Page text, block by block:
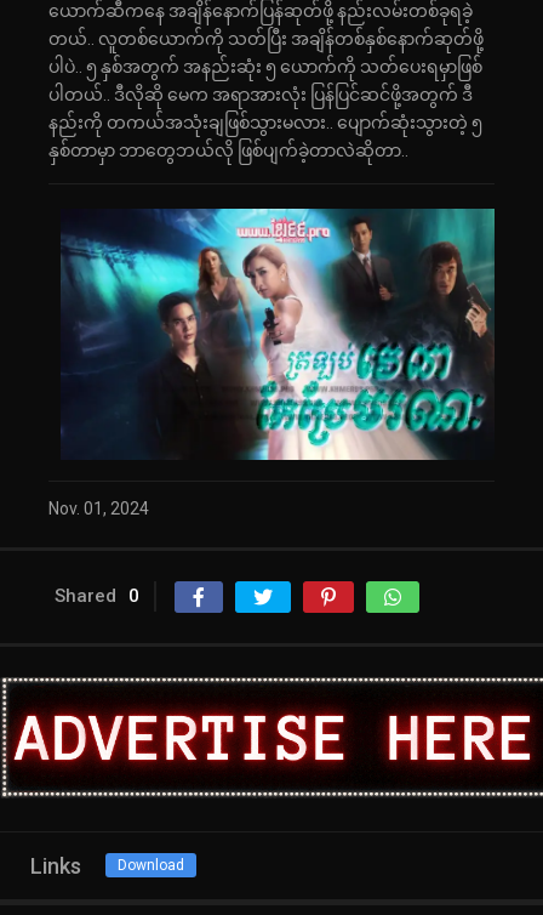
ယောက်ဆီကနေ အချိန်နောက်ပြန်ဆုတ်ဖို့ နည်းလမ်းတစ်ခုရခဲ့
တယ်.. လူတစ်ယောက်ကို သတ်ပြီး အချိန်တစ်နှစ်နောက်ဆုတ်ဖို့
ပါပဲ.. ၅ နှစ်အတွက် အနည်းဆုံး ၅ ယောက်ကို သတ်ပေးရမှာဖြစ်
ပါတယ်.. ဒီလိုဆို မေက အရာအားလုံး ပြန်ပြင်ဆင်ဖို့အတွက် ဒီ
နည်းကို တကယ်အသုံးချဖြစ်သွားမလား.. ပျောက်ဆုံးသွားတဲ့ ၅
နှစ်တာမှာ ဘာတွေဘယ်လို ဖြစ်ပျက်ခဲ့တာလဲဆိုတာ..
Nov. 01, 2024
Shared 0
Links Download